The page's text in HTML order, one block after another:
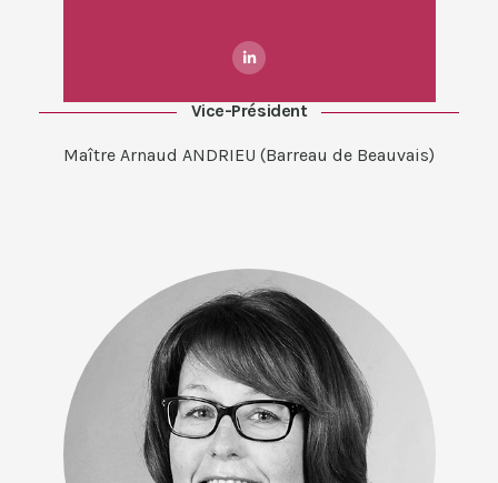
Vice-Président
Maître Arnaud ANDRIEU (Barreau de Beauvais)